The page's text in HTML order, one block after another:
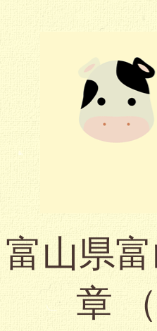
富山県
章